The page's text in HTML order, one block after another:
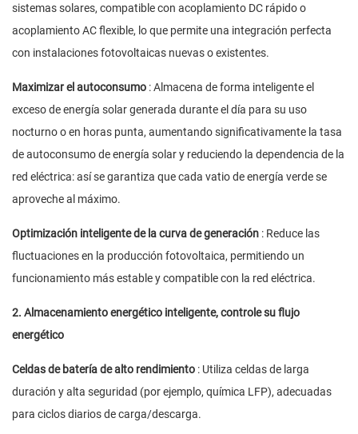
sistemas solares, compatible con acoplamiento DC rápido o
acoplamiento AC flexible, lo que permite una integración perfecta
con instalaciones fotovoltaicas nuevas o existentes.
Maximizar el autoconsumo : Almacena de forma inteligente el
exceso de energía solar generada durante el día para su uso
nocturno o en horas punta, aumentando significativamente la tasa
de autoconsumo de energía solar y reduciendo la dependencia de la
red eléctrica: así se garantiza que cada vatio de energía verde se
aproveche al máximo.
Optimización inteligente de la curva de generación : Reduce las
fluctuaciones en la producción fotovoltaica, permitiendo un
funcionamiento más estable y compatible con la red eléctrica.
2. Almacenamiento energético inteligente, controle su flujo
energético
Celdas de batería de alto rendimiento : Utiliza celdas de larga
duración y alta seguridad (por ejemplo, química LFP), adecuadas
para ciclos diarios de carga/descarga.